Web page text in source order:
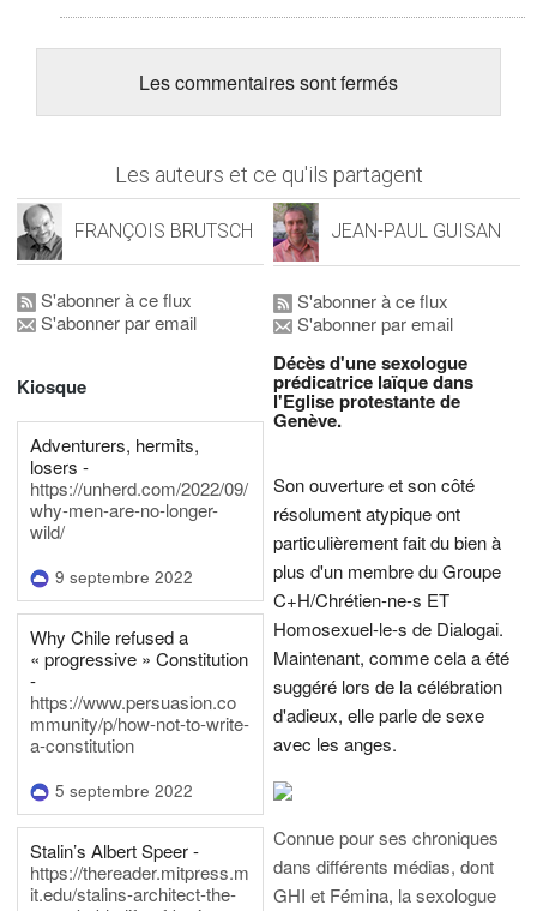
Les commentaires sont fermés
Les auteurs et ce qu'ils partagent
FRANÇOIS BRUTSCH
S'abonner à ce flux
S'abonner par email
Kiosque
Adventurers, hermits,
losers -
https://unherd.com/2022/09/
why-men-are-no-longer-
wild/
9 septembre 2022
Why Chile refused a
« progressive » Constitution
-
https://www.persuasion.co
mmunity/p/how-not-to-write-
a-constitution
5 septembre 2022
Stalin’s Albert Speer -
https://thereader.mitpress.m
it.edu/stalins-architect-the-
JEAN-PAUL GUISAN
S'abonner à ce flux
S'abonner par email
Décès d'une sexologue
prédicatrice laïque dans
l'Eglise protestante de
Genève.
Son ouverture et son côté
résolument atypique ont
particulièrement fait du bien à
plus d'un membre du Groupe
C+H/Chrétien-ne-s ET
Homosexuel-le-s de Dialogai.
Maintenant, comme cela a été
suggéré lors de la célébration
d'adieux, elle parle de sexe
avec les anges.
Connue pour ses chroniques
dans différents médias, dont
GHI et Fémina, la sexologue